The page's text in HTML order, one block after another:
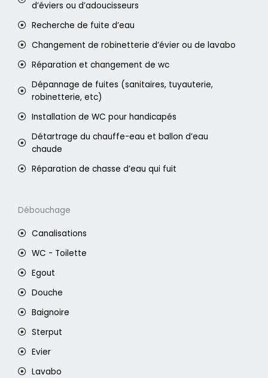
d’éviers ou d’adoucisseurs
Recherche de fuite d’eau
Changement de robinetterie d’évier ou de lavabo
Réparation et changement de wc
Dépannage de fuites (sanitaires, tuyauterie,
robinetterie, etc)
Installation de WC pour handicapés
Détartrage du chauffe-eau et ballon d’eau
chaude
Réparation de chasse d’eau qui fuit
Débouchage
Canalisations
WC - Toilette
Egout
Douche
Baignoire
Sterput
Evier
Lavabo